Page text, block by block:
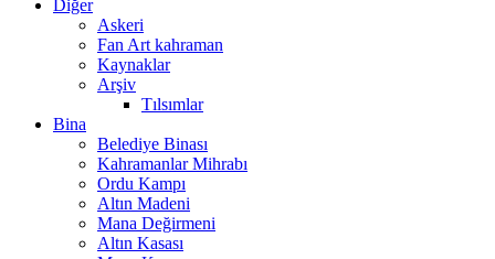
Diğer
Askeri
Fan Art kahraman
Kaynaklar
Arşiv
Tılsımlar
Bina
Belediye Binası
Kahramanlar Mihrabı
Ordu Kampı
Altın Madeni
Mana Değirmeni
Altın Kasası